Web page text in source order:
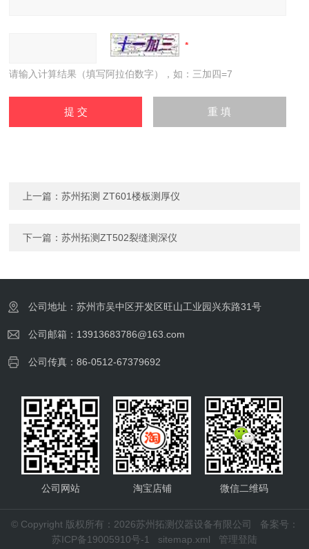
请输入计算结果（填写阿拉伯数字），如：三加四=7
上一篇：苏州拓测 ZT601楼板测厚仪
下一篇：苏州拓测ZT502裂缝测深仪
公司地址：苏州市吴中区开发区旺山工业园兴东路31号
公司邮箱：13913683786@163.com
公司传真：86-0512-67379692
微信二维码
淘宝店铺
公司网站
© Copyright 版权所有：2026苏州拓测仪器设备有限公司 备案号：
苏ICP备19005910号-1
sitemap.xml 管理登陆